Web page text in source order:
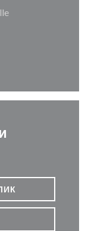
((открывается в
в